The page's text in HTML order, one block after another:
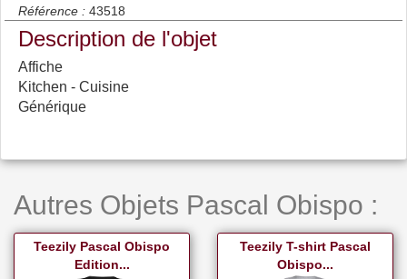
Référence : 43518
Description de l'objet
Affiche
Kitchen - Cuisine
Générique
Autres Objets Pascal Obispo :
Teezily Pascal Obispo
Edition...
Teezily T-shirt Pascal
Obispo...